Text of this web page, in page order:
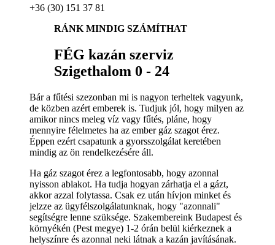
+36 (30) 151 37 81
RÁNK MINDIG SZÁMÍTHAT
FÉG kazán szerviz
Szigethalom 0 - 24
Bár a fűtési szezonban mi is nagyon terheltek vagyunk,
de közben azért emberek is. Tudjuk jól, hogy milyen az
amikor nincs meleg víz vagy fűtés, pláne, hogy
mennyire félelmetes ha az ember gáz szagot érez.
Éppen ezért csapatunk a gyorsszolgálat keretében
mindig az ön rendelkezésére áll.
Ha gáz szagot érez a legfontosabb, hogy azonnal
nyisson ablakot. Ha tudja hogyan zárhatja el a gázt,
akkor azzal folytassa. Csak ez után hívjon minket és
jelzze az ügyfélszolgálatunknak, hogy "azonnali"
segítségre lenne szüksége. Szakembereink Budapest és
környékén (Pest megye) 1-2 órán belül kiérkeznek a
helyszínre és azonnal neki látnak a kazán javításának.